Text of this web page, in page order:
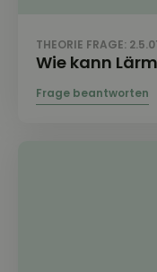
THEORIE FRAGE:
Wie kann